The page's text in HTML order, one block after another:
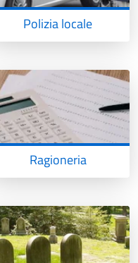
Polizia locale
Ragioneria